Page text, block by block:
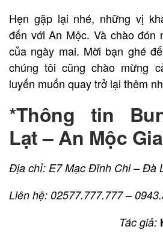
Hẹn gặp lại nhé, những vị
đến với An Mộc. Và chào đón
của ngày mai. Mời bạn ghé
chúng tôi cũng chào mừng
luyến muốn quay trở lại thêm
*Thông tin
Lạt – An Mộc
Địa chỉ: E7 Mạc Đĩnh Chi – Đà
Liên hệ: 02577.777.777 –
Tác giả: